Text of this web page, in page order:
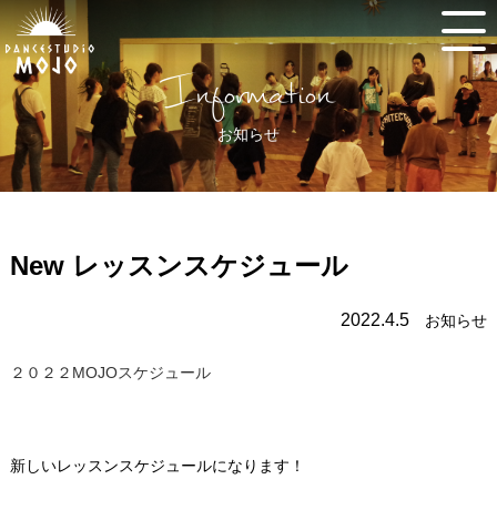
Information
お知らせ
New レッスンスケジュール
2022.4.5 お知らせ
２０２２MOJOスケジュール
新しいレッスンスケジュールになります！